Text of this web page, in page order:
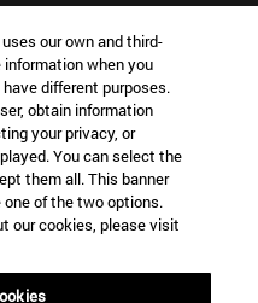
our own and third-
when you
different purposes.
obtain information
your privacy, or
You can select the
them all. This banner
of the two options.
our cookies, please visit